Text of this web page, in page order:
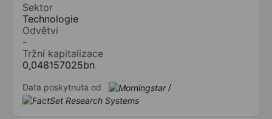
Sektor
Technologie
Odvětví
-
Tržní kapitalizace
0,048157025bn
Data poskytnuta od /